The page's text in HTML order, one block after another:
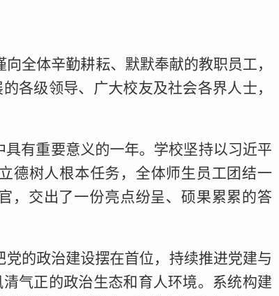
全体辛勤耕耘、默默奉献的教职员工，
各级领导、广大校友及社会各界人士，
有重要意义的一年。学校坚持以习近平
德树人根本任务，全体师生员工团结一
，交出了一份亮点纷呈、硕果累累的答
党的政治建设摆在首位，持续推进党建与
气正的政治生态和育人环境。系统构建